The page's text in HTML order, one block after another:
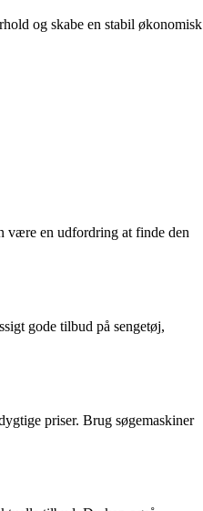
og skabe en stabil økonomisk
være en udfordring at finde den
gode tilbud på sengetøj,
priser. Brug søgemaskiner